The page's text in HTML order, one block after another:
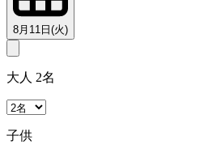
8月11日(火)
大人 2名
子供